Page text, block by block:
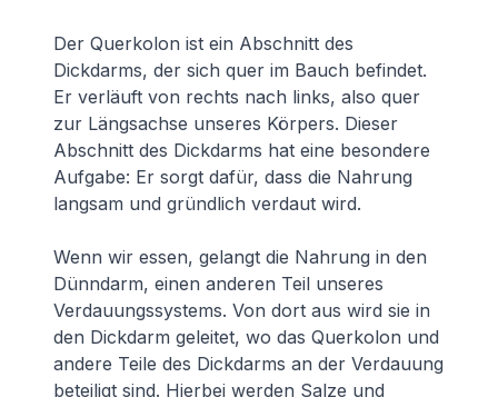
Der Querkolon ist ein Abschnitt des
Dickdarms, der sich quer im Bauch befindet.
Er verläuft von rechts nach links, also quer
zur Längsachse unseres Körpers. Dieser
Abschnitt des Dickdarms hat eine besondere
Aufgabe: Er sorgt dafür, dass die Nahrung
langsam und gründlich verdaut wird.
Wenn wir essen, gelangt die Nahrung in den
Dünndarm, einen anderen Teil unseres
Verdauungssystems. Von dort aus wird sie in
den Dickdarm geleitet, wo das Querkolon und
andere Teile des Dickdarms an der Verdauung
beteiligt sind. Hierbei werden Salze und